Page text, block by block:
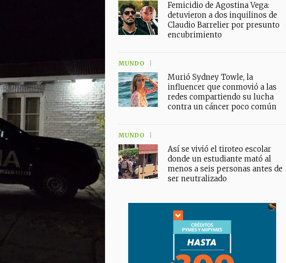
Femicidio de Agostina Vega:
detuvieron a dos inquilinos de
Claudio Barrelier por presunto
encubrimiento
MUNDO
Murió Sydney Towle, la
influencer que conmovió a las
redes compartiendo su lucha
contra un cáncer poco común
MUNDO
Así se vivió el tiroteo escolar
donde un estudiante mató al
menos a seis personas antes de
ser neutralizado